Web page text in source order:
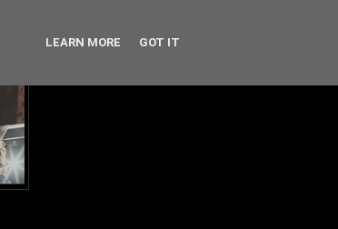
LEARN MORE GOT IT